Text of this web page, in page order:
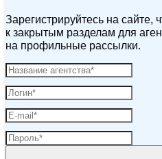
Зарегистрируйтесь на сайте,
к закрытым разделам для
на профильные рассылки.